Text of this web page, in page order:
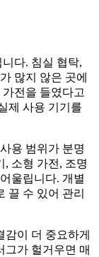
다. 침실 협탁,
많지 않은 곳에
전을 들였다고
제 사용 기기를
용 범위가 분명
, 소형 가전, 조명
울립니다. 개별
끌 수 있어 관리
이 더 중요하게
그가 헐거우면 매